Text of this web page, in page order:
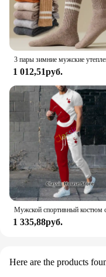
1 012,51руб.
1 335,88руб.
Here are the products